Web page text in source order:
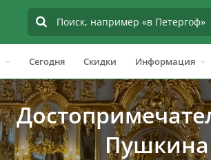
Сегодня Скидки Информация
Пушкина